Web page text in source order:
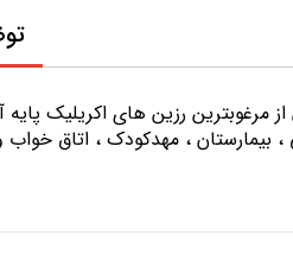
از مرغوبترين رزين هاي اكريليك